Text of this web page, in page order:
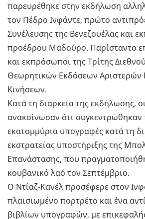
παρευρέθηκε στην εκδήλωση
τον Πέδρο Ινφάντε, πρώτο
Συνέλευσης της Βενεζουέλας και
προέδρου Μαδούρο. Παρίσταντο
και εκπρόσωποι της Τρίτης
Θεωρητικών Εκδόσεων Αριστερών
Κινήσεων.
Κατά τη διάρκεια της εκδήλωσης,
ανακοίνωσαν ότι
εκατομμύρια υπογραφές κατά τη
εκστρατείας υποστήριξης της
Επανάστασης, που
κουβανικό λαό τον Σεπτέμβριο.
Ο Ντίαζ-Κανέλ προσέφερε στον
πλαισιωμένο πορτρέτο και ένα
βιβλίων υπογραφών, με